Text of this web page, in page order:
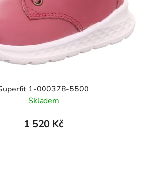
1-000378-5500
Skladem
1 520 Kč